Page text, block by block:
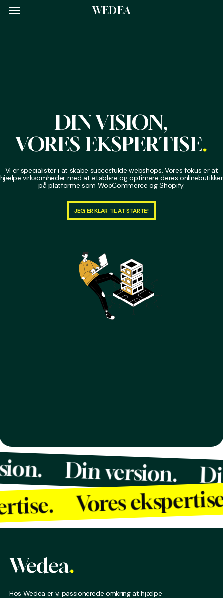
Skip
WEDEA
Menu
DIN VISION,
VORES EKSPERTISE.
Vi er specialister i at skabe succesfulde webshops. Vores fokus er at
hjælpe virksomheder med at etablere og optimere deres onlinebutikker
på platforme som WooCommerce og Shopify.
JEG ER KLAR TIL AT STARTE!
JEG ER KLAR TIL AT STARTE!
Din version.
Vores ekspertise.
Wedea.
Hos Wedea er vi passionerede omkring at hjælpe
Menu